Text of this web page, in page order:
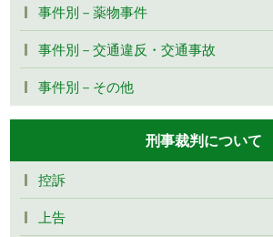
事件別－薬物事件
事件別－交通違反・交通事故
事件別－その他
刑事裁判について
控訴
上告